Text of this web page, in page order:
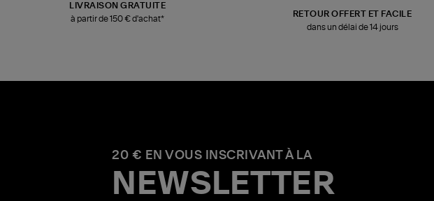
LIVRAISON GRATUITE
à partir de 150 € d'achat*
RETOUR OFFERT ET FACILE
dans un délai de 14 jours
20 € EN VOUS INSCRIVANT À LA
NEWSLETTER